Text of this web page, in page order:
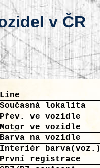
v ČR
Line
Současná lokalita
Přev. ve vozidle
Motor ve vozidle
Barva na vozidle
Interiér barva(voz.)
První registrace